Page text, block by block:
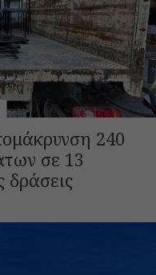
240
σε 13
δράσεις